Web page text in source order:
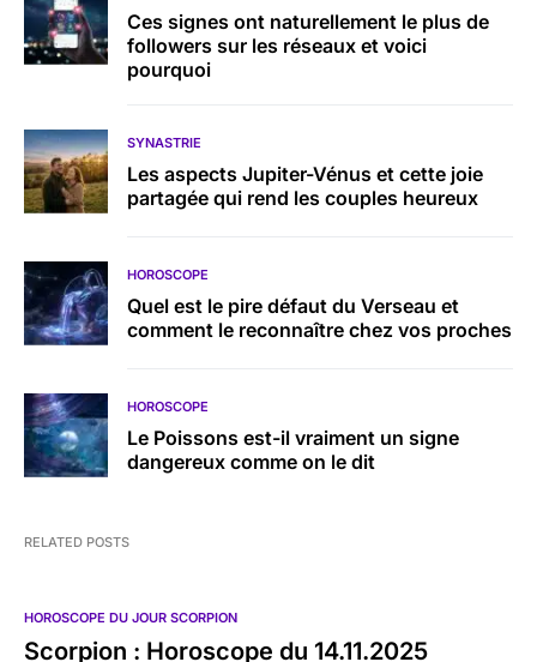
Ces signes ont naturellement le plus de
followers sur les réseaux et voici
pourquoi
SYNASTRIE
Les aspects Jupiter-Vénus et cette joie
partagée qui rend les couples heureux
HOROSCOPE
Quel est le pire défaut du Verseau et
comment le reconnaître chez vos proches
HOROSCOPE
Le Poissons est-il vraiment un signe
dangereux comme on le dit
RELATED POSTS
HOROSCOPE DU JOUR SCORPION
Scorpion : Horoscope du 14.11.2025